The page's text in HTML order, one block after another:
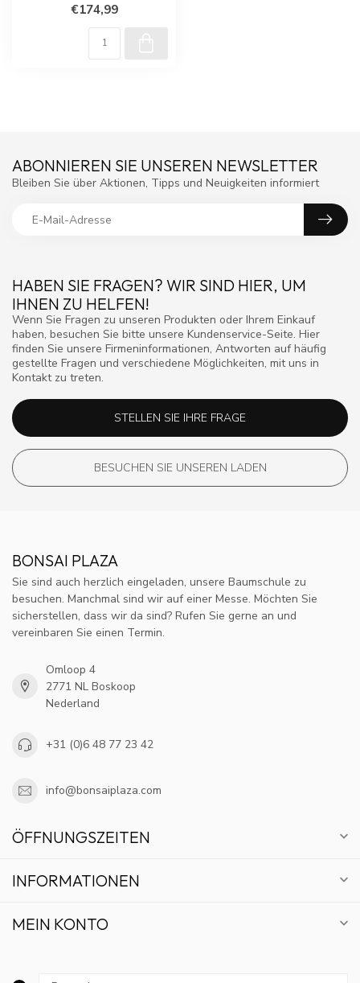
€174,99
HABEN SIE FRAGEN? WIR SIND HIER, UM
IHNEN ZU HELFEN!
Wenn Sie Fragen zu unseren Produkten oder Ihrem Einkauf
haben, besuchen Sie bitte unsere Kundenservice-Seite. Hier
finden Sie unsere Firmeninformationen, Antworten auf häufig
gestellte Fragen und verschiedene Möglichkeiten, mit uns in
Kontakt zu treten.
STELLEN SIE IHRE FRAGE
BESUCHEN SIE UNSEREN LADEN
ABONNIEREN SIE UNSEREN NEWSLETTER
Bleiben Sie über Aktionen, Tipps und Neuigkeiten informiert
BONSAI PLAZA
Sie sind auch herzlich eingeladen, unsere Baumschule zu
besuchen. Manchmal sind wir auf einer Messe. Möchten Sie
sicherstellen, dass wir da sind? Rufen Sie gerne an und
vereinbaren Sie einen Termin.
Omloop 4
2771 NL Boskoop
Nederland
+31 (0)6 48 77 23 42
info@bonsaiplaza.com
ÖFFNUNGSZEITEN
INFORMATIONEN
MEIN KONTO